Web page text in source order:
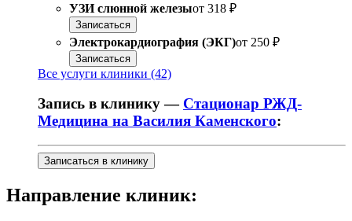
УЗИ слюнной железыот 318 ₽
Записаться
Электрокардиография (ЭКГ)от 250 ₽
Записаться
Все услуги клиники (42)
Запись в клинику — Стационар РЖД-
Медицина на Василия Каменского:
Записаться в клинику
Направление клиник: